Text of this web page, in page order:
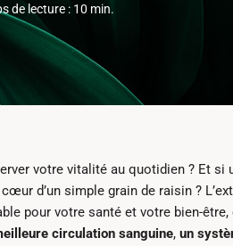
de lecture : 10 min.
votre vitalité au quotidien ? Et si
d’un simple grain de raisin ?
pour votre santé et votre bien-
circulation sanguine, un